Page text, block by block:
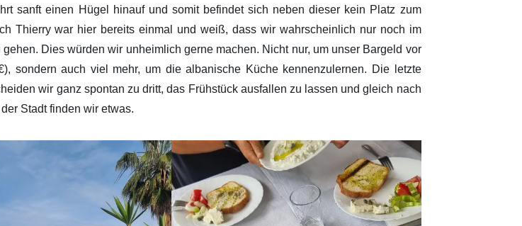
sanft einen Hügel hinauf und somit befindet sich neben dieser kein Platz zum
Thierry war hier bereits einmal und weiß, dass wir wahrscheinlich nur noch im
Dies würden wir unheimlich gerne machen. Nicht nur, um unser Bargeld vor
sondern auch viel mehr, um die albanische Küche kennenzulernen. Die letzte
wir ganz spontan zu dritt, das Frühstück ausfallen zu lassen und gleich nach
Stadt finden wir etwas.